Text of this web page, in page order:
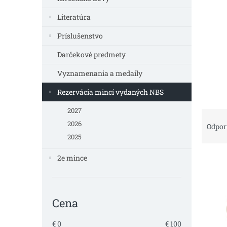
Literatúra
Príslušenstvo
Darčekové predmety
Vyznamenania a medaily
Rezervácia mincí vydaných NBS
2027
2026
2025
2e mince
Cena
€0 €100